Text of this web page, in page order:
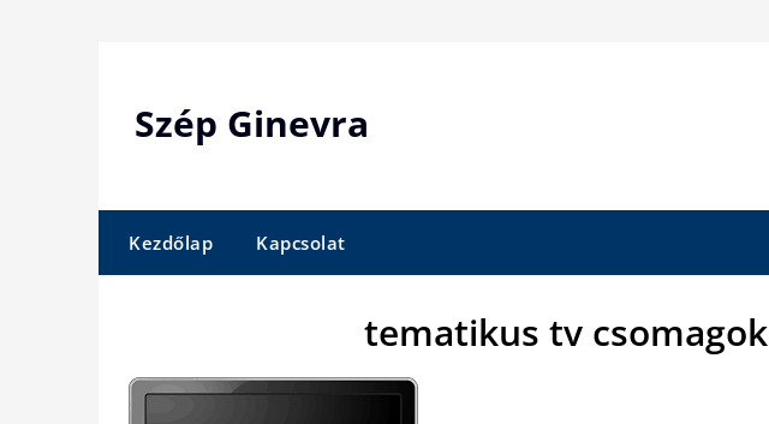
Szép Ginevra
Kezdőlap Kapcsolat
tematikus tv csomagok